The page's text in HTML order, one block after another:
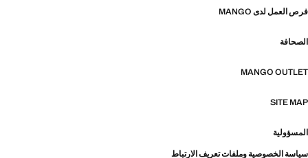
فرص العمل لدى MANGO
الصحافة
MANGO OUTLET
SITE MAP
المسؤولية
سياسة الخصوصية وملفات تعريف الارتباط